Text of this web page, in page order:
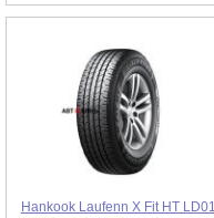
Hankook Laufenn X Fit HT LD01